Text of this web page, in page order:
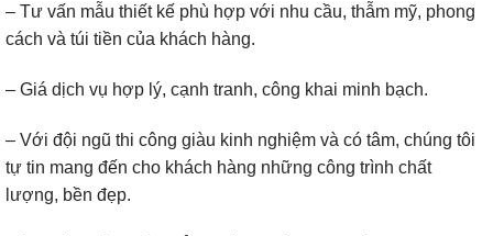
– Tư vấn mẫu thiết kế phù hợp với nhu cầu, thẫm mỹ, phong
cách và túi tiền của khách hàng.
– Giá dịch vụ hợp lý, cạnh tranh, công khai minh bạch.
– Với đội ngũ thi công giàu kinh nghiệm và có tâm, chúng tôi
tự tin mang đến cho khách hàng những công trình chất
lượng, bền đẹp.